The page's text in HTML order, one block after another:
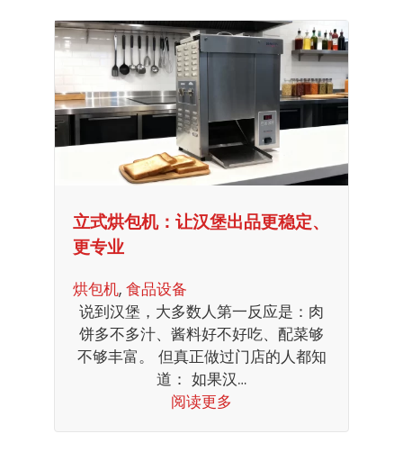
立式烘包机：让汉堡出品更稳定、
更专业
烘包机, 食品设备
说到汉堡，大多数人第一反应是：肉
饼多不多汁、酱料好不好吃、配菜够
不够丰富。 但真正做过门店的人都知
道： 如果汉…
阅读更多